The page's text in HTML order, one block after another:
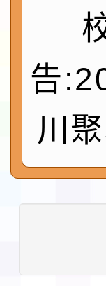
請
會
本
第
告(
115
0 小
「
錦
域)
「
計
會
函
童
檢
告
川